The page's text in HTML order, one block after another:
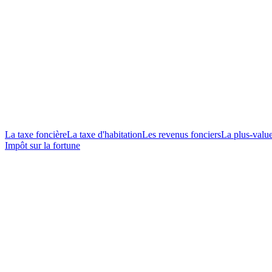
La taxe foncièreLa taxe d'habitationLes revenus fonciersLa plus-
Impôt sur la fortune